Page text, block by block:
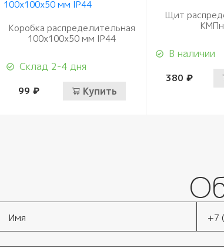
Коробка распределительная
100х100х50 мм IP44
Склад 2-4 дня
99 ₽ Купить
Щит
В наличии
380 ₽